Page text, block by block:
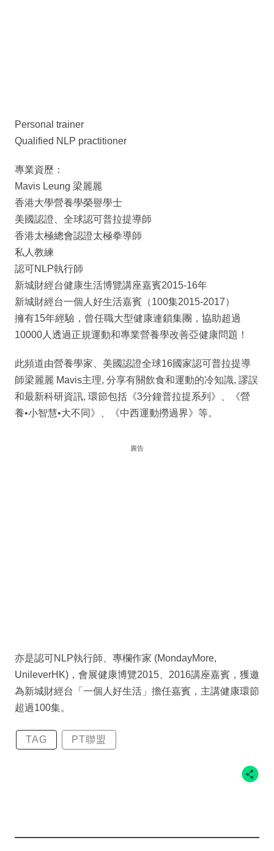
Personal trainer
Qualified NLP practitioner
專業資歷：
Mavis Leung 梁麗麗
香港大學營養學榮譽學士
美國認證、全球認可普拉提導師
香港太極總會認證太極拳導師
私人教練
認可NLP執行師
新城財經台健康生活博覽講座嘉賓2015-16年
新城財經台一個人好生活嘉賓（100集2015-2017）
擁有15年經驗，曾任職大型健康連鎖集團，協助超過
10000人透過正規運動和專業營養學改善亞健康問題！
此頻道由營養學家、美國認證全球16國家認可普拉提導
師梁麗麗 Mavis主理, 分享有關飲食和運動的冷知識, 謬誤
和最新科研資訊, 環節包括《3分鐘普拉提系列》、《營
養•小智慧•大不同》、《中西運動撈過界》等。
廣告
亦是認可NLP執行師、專欄作家 (MondayMore,
UnileverHK)，會展健康博覽2015、2016講座嘉賓，獲邀
為新城財經台「一個人好生活」擔任嘉賓，主講健康環節
超過100集。
TAG PT聯盟